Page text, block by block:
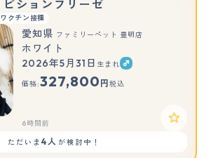
ビションフリーゼ
ワクチン接種
愛知県 ファミリーペット 豊明店
ホワイト
2026年5月31日 生まれ
価格:327,800 円 税込
6時間前
ただいま4人 が検討中！